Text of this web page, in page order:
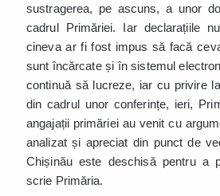
sustragerea, pe ascuns, a unor
cadrul Primăriei. Iar declarațiile
cineva ar fi fost impus să facă
sunt încărcate și în sistemul
continuă să lucreze, iar cu privire
din cadrul unor conferințe, ieri,
angajații primăriei au venit cu
analizat și apreciat din punct de
Chișinău este deschisă pentru a
scrie Primăria.